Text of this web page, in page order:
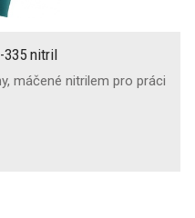
335 nitril
máčené nitrilem pro práci